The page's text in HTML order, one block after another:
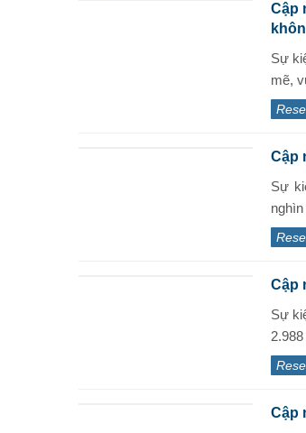
Cập
Sự
mẽ,
Cập
Sự
Cập
Sự
Cập